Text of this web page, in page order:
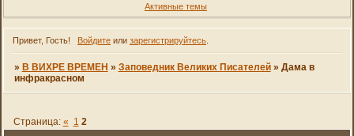
Активные темы
Привет, Гость! Войдитеили зарегистрируйтесь.
» В ВИХРЕ ВРЕМЕН » Заповедник Великих Писателей » Дама в
инфракрасном
Страница: « 1 2